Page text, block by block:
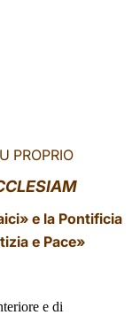
LATINE
PROPRIO
e la Pontificia
e Pace»
e di